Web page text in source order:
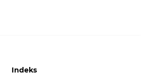
Indeks